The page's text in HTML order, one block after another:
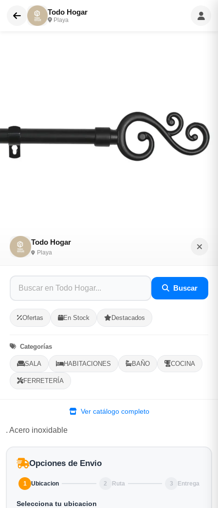
Todo Hogar
Playa
Todo Hogar
Playa
Buscar
Ofertas En Stock Destacados
Categorías
SALA HABITACIONES BAÑO COCINA
FERRETERÍA
Ver catálogo completo
Cortinero expandible
Sé el primero en opinar
SKU: TODO-H-34126
En Stock, 1 Disponibles
Listo para Entregar
. ajustable desde 1.20 cm a 2.18 cm cm
. Acero inoxidable
Opciones de Envio
1 Ubicacion 2 Ruta 3 Entrega
Selecciona tu ubicacion